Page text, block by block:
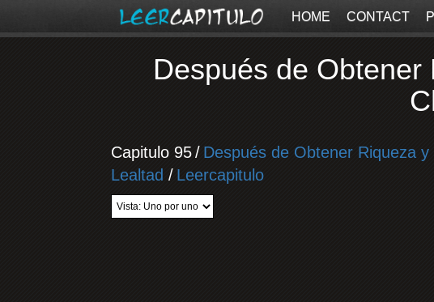
HOME CONTACT
Después de
Capitulo 95/ Después de Obtener Riqueza
Lealtad / Leercapitulo